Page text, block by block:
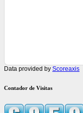
Data provided by Scoreaxis
Contador de Visitas